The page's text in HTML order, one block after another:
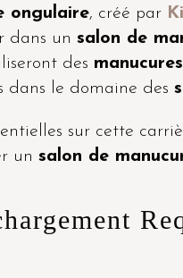
ongulaire, créé par
dans un salon de
des manucures
dans le domaine des
sur cette
un salon de